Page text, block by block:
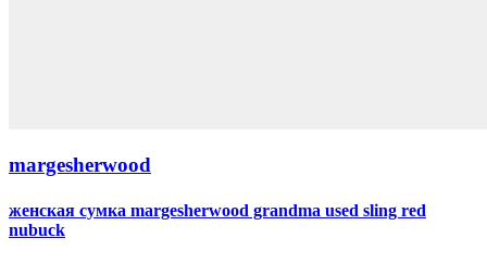
margesherwood
женская сумка margesherwood grandma used sling red
nubuck